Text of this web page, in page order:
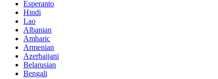
Esperanto
Hindi
Lao
Albanian
Amharic
Armenian
Azerbaijani
Belarusian
Bengali